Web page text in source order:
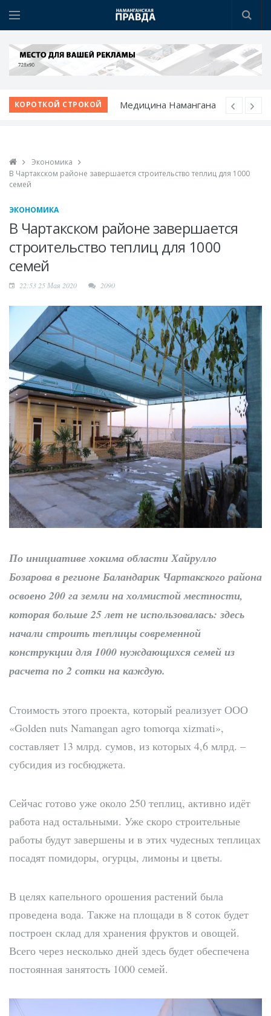
КОРОТКОЙ СТРОКОЙ
Медицина Намангана
комплекса
В Чартаке будет
Экономика
В Чартакском районе завершается строительство теплиц для 1000
семей
ЭКОНОМИКА
В Чартакском районе завершается
строительство теплиц для 1000
семей
22:53 25 Мая 2020 2090
По инициативе хокима области Хайрулло
Бозарова в регионе Баландарик Чартакского района
освоено 200 га земли на холмистой местности,
которая больше 25 лет не использовалась: здесь
начали строить теплицы современной
конструкции для 1000 нуждающихся семей из
расчета по 2 сотки на каждую.
Стоимость этого проекта, который реализует ООО
«Golden nuts Namangan agro tomorqa xizmati»,
составляет 13 млрд. сумов, из которых 4,6 млрд. –
субсидия из госбюджета.
Сейчас готово уже около 250 теплиц, активно идёт
работа над остальными. Уже скоро строительные
работы будут завершены и в этих чудесных теплицах
посадят помидоры, огурцы, лимоны и цветы.
В целях капельного орошения растений была
проведена вода. Также на площади в 8 соток будет
построен склад для хранения фруктов и овощей.
Всего через несколько дней здесь будет обеспечена
постоянная занятость 1000 семей.